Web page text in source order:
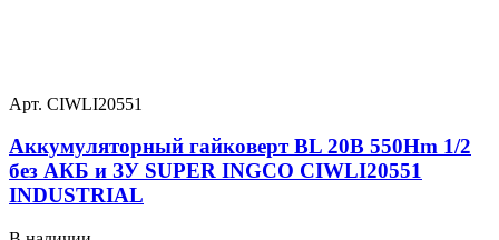
Арт. CIWLI20551
Аккумуляторный гайковерт BL 20В 550Hm 1/2
без АКБ и ЗУ SUPER INGCO CIWLI20551
INDUSTRIAL